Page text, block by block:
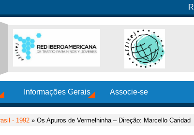
Informações Gerais Associe-se
- 1992 » Os Apuros de Vermelhinha – Direção: Marcello Caridad